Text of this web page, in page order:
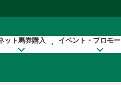
ット馬券購入 イベント・プロモ